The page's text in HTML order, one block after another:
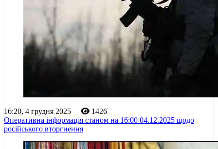
16:20, 4 грудня 2025
1426
Оперативна інформація станом на 16:00 04.12.2025 щодо
російського вторгнення